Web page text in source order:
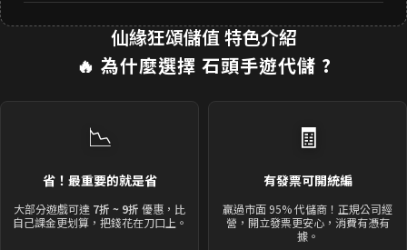
仙緣狂頌儲值 特色介紹
🔥 為什麼選擇 石頭手遊代儲 ?
📉
省！最重要的就是省
大部分遊戲可達 7折 ~ 9折 優惠，比
自己課金更划算，把錢花在刀口上。
🧾
有發票可開統編
贏過市面 95% 代儲商！正規公司經
營，開立發票更安心，消費有憑有
據。